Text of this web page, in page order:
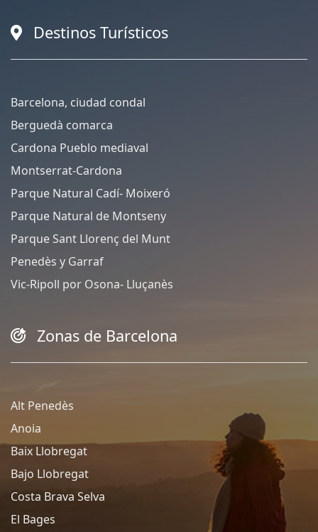
Destinos Turísticos
Barcelona, ciudad condal
Berguedà comarca
Cardona Pueblo mediaval
Montserrat-Cardona
Parque Natural Cadí- Moixeró
Parque Natural de Montseny
Parque Sant Llorenç del Munt
Penedès y Garraf
Vic-Ripoll por Osona- Lluçanès
Zonas de Barcelona
Alt Penedès
Anoia
Baix Llobregat
Bajo Llobregat
Costa Brava Selva
El Bages